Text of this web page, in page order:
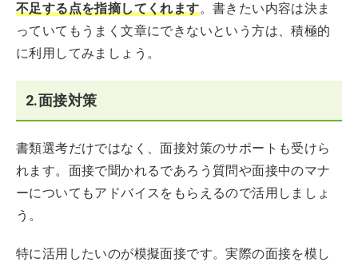
不足する点を指摘してくれます。書きたい内容は決ま
っていてもうまく文章にできないという方は、積極的
に利用してみましょう。
2.面接対策
書類選考だけではなく、面接対策のサポートも受けら
れます。面接で聞かれるであろう質問や面接中のマナ
ーについてもアドバイスをもらえるので活用しましょ
う。
特に活用したいのが模擬面接です。実際の面接を模し